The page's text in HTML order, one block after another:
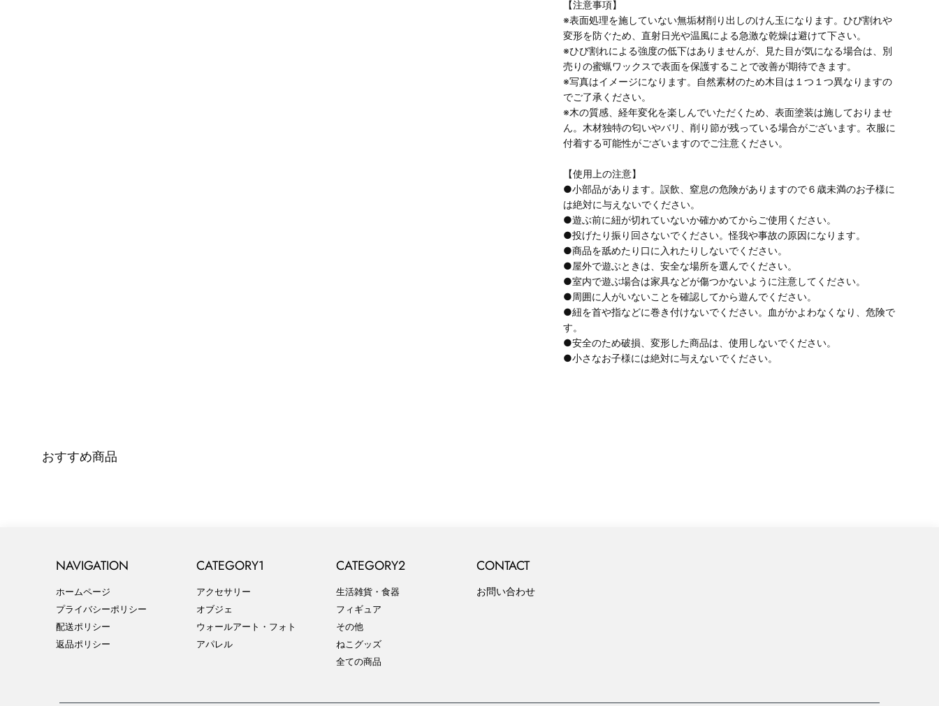
【注意事項】
※表面処理を施していない無垢材削り出しのけん玉になります。ひび割れや
変形を防ぐため、直射日光や温風による急激な乾燥は避けて下さい。
※ひび割れによる強度の低下はありませんが、見た目が気になる場合は、別
売りの蜜蝋ワックスで表面を保護することで改善が期待できます。
※写真はイメージになります。自然素材のため木目は１つ１つ異なりますの
でご了承ください。
※木の質感、経年変化を楽しんでいただくため、表面塗装は施しておりませ
ん。木材独特の匂いやバリ、削り節が残っている場合がございます。衣服に
付着する可能性がございますのでご注意ください。
【使用上の注意】
●小部品があります。誤飲、窒息の危険がありますので６歳未満のお子様に
は絶対に与えないでください。
●遊ぶ前に紐が切れていないか確かめてからご使用ください。
●投げたり振り回さないでください。怪我や事故の原因になります。
●商品を舐めたり口に入れたりしないでください。
●屋外で遊ぶときは、安全な場所を選んでください。
●室内で遊ぶ場合は家具などが傷つかないように注意してください。
●周囲に人がいないことを確認してから遊んでください。
●紐を首や指などに巻き付けないでください。血がかよわなくなり、危険で
す。
●安全のため破損、変形した商品は、使用しないでください。
●小さなお子様には絶対に与えないでください。
おすすめ商品
NAVIGATION
ホームページ
プライバシーポリシー
配送ポリシー
返品ポリシー
CATEGORY1
アクセサリー
オブジェ
ウォールアート・フォト
アパレル
CATEGORY2
生活雑貨・食器
フィギュア
その他
ねこグッズ
全ての商品
CONTACT
お問い合わせ